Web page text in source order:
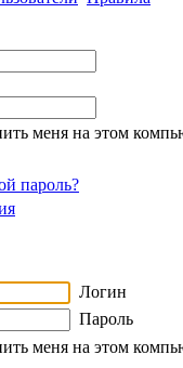
меня на этом
пароль?
Логин
Пароль
меня на этом